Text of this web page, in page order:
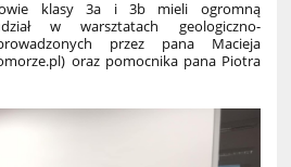
klasy 3a i 3b mieli ogromną
w warsztatach geologiczno-
przez pana Macieja
oraz pomocnika pana Piotra